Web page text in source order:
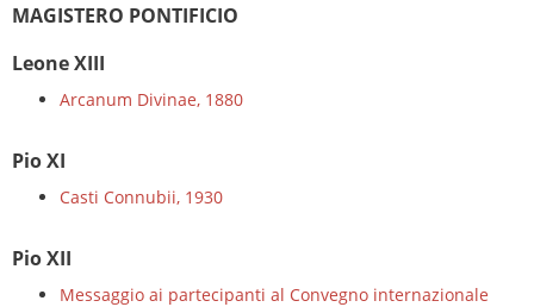
MAGISTERO PONTIFICIO
Leone XIII
Arcanum Divinae, 1880
Pio XI
Casti Connubii, 1930
Pio XII
Messaggio ai partecipanti al Convegno internazionale